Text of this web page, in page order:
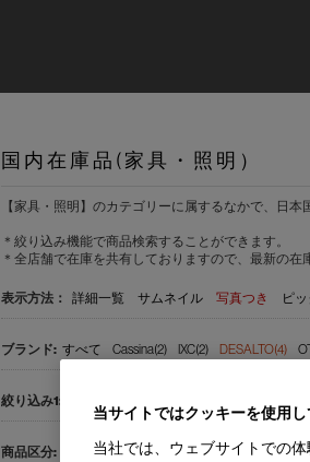
国内在庫品(家具・照明）
【家具・照明】のカテゴリーに属するなかで、日本
＊絞り込み機能で商品検索することができます。
＊全店舗で在庫を共有しておりますので、最新の在
表示方法： 詳細一覧 サムネイル 写真つき ピ
すべて Cassina(2) IXC(2) DESALTO(4)
すべて 国内在庫品(4) 【納期 1-2週間】(4)
当サイトではクッキーを使用
当社では、ウェブサイトでの